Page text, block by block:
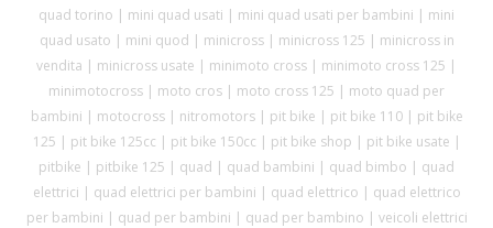
quad torino | mini quad usati | mini quad usati per bambini | mini
quad usato | mini quod | minicross | minicross 125 | minicross in
vendita | minicross usate | minimoto cross | minimoto cross 125 |
minimotocross | moto cros | moto cross 125 | moto quad per
bambini | motocross | nitromotors | pit bike | pit bike 110 | pit bike
125 | pit bike 125cc | pit bike 150cc | pit bike shop | pit bike usate |
pitbike | pitbike 125 | quad | quad bambini | quad bimbo | quad
elettrici | quad elettrici per bambini | quad elettrico | quad elettrico
per bambini | quad per bambini | quad per bambino | veicoli elettrici